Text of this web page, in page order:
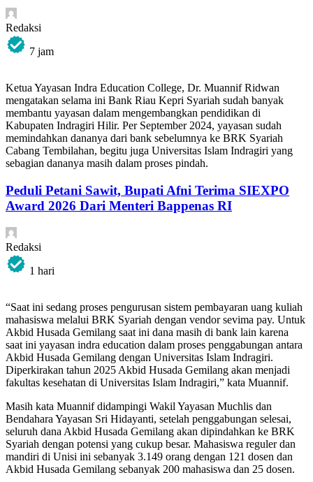
Redaksi
7 jam
Ketua Yayasan Indra Education College, Dr. Muannif Ridwan
mengatakan selama ini Bank Riau Kepri Syariah sudah banyak
membantu yayasan dalam mengembangkan pendidikan di
Kabupaten Indragiri Hilir. Per September 2024, yayasan sudah
memindahkan dananya dari bank sebelumnya ke BRK Syariah
Cabang Tembilahan, begitu juga Universitas Islam Indragiri yang
sebagian dananya masih dalam proses pindah.
Peduli Petani Sawit, Bupati Afni Terima SIEXPO
Award 2026 Dari Menteri Bappenas RI
Redaksi
1 hari
“Saat ini sedang proses pengurusan sistem pembayaran uang kuliah
mahasiswa melalui BRK Syariah dengan vendor sevima pay. Untuk
Akbid Husada Gemilang saat ini dana masih di bank lain karena
saat ini yayasan indra education dalam proses penggabungan antara
Akbid Husada Gemilang dengan Universitas Islam Indragiri.
Diperkirakan tahun 2025 Akbid Husada Gemilang akan menjadi
fakultas kesehatan di Universitas Islam Indragiri,” kata Muannif.
Masih kata Muannif didampingi Wakil Yayasan Muchlis dan
⁠Bendahara Yayasan Sri Hidayanti, setelah penggabungan selesai,
seluruh dana Akbid Husada Gemilang akan dipindahkan ke BRK
Syariah dengan potensi yang cukup besar. Mahasiswa reguler dan
mandiri di Unisi ini sebanyak 3.149 orang dengan 121 dosen dan
Akbid Husada Gemilang sebanyak 200 mahasiswa dan 25 dosen.